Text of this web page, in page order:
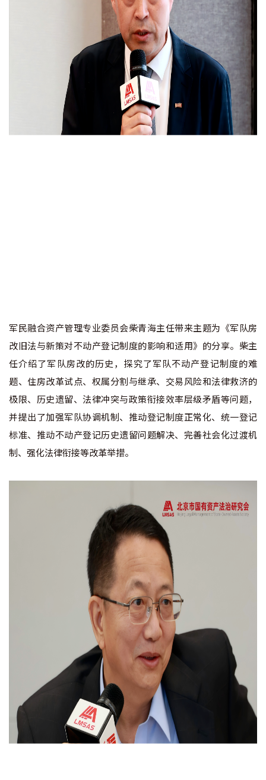
军民融合资产管理专业委员会柴青海主任带来主题为《军队房
改旧法与新策对不动产登记制度的影响和适用》的分享。柴主
任介绍了军队房改的历史，探究了军队不动产登记制度的难
题、住房改革试点、权属分割与继承、交易风险和法律救济的
极限、历史遗留、法律冲突与政策衔接效率层级矛盾等问题，
并提出了加强军队协调机制、推动登记制度正常化、统一登记
标准、推动不动产登记历史遗留问题解决、完善社会化过渡机
制、强化法律衔接等改革举措。